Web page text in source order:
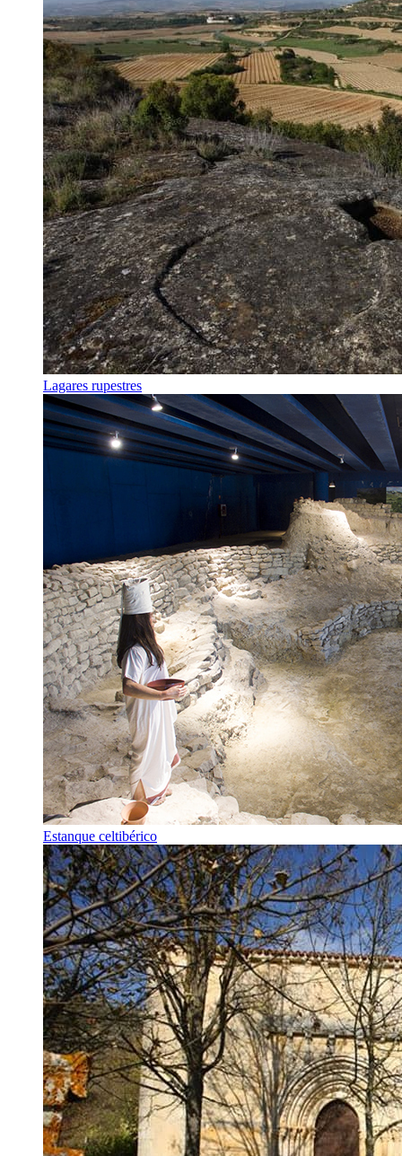
Lagares rupestres
Estanque celtibérico